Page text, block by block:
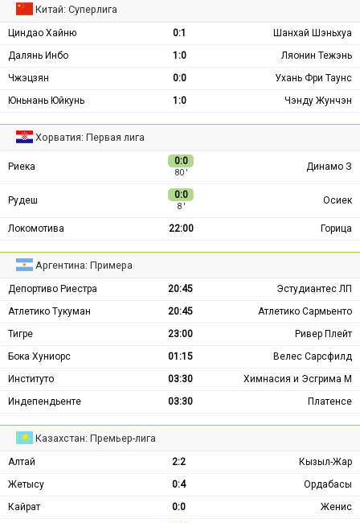
Китай: Суперлига
Циндао Хайню 0:1
Шанхай Шэньхуа
Далянь Инбо
1:0
Ляонин Тежэнь
Чжэцзян
0:0
Ухань Фри Таунс
Юньнань Юйкунь
1:0 Чэнду Жунчэн
Хорватия: Первая лига
Риека 0:0
80 ′
Динамо З
Рудеш 0:0
8 ′
Осиек
Локомотива 22:00 Горица
Аргентина: Примера
Депортиво Риестра 20:45
Эстудиантес ЛП
Атлетико Тукуман
20:45
Атлетико Сармьенто
Тигре
23:00
Ривер Плейт
Бока Хуниорс
01:15
Велес Сарсфилд
Институто
03:30
Химнасия и Эсгрима М
Индепендьенте
03:30 Платенсе
Казахстан: Премьер-лига
Алтай 2:2
Кызыл-Жар
Жетысу
0:4
Ордабасы
Кайрат
0:0 Женис